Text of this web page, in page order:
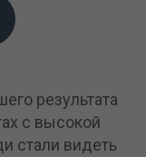
врач Сушрута
результата
с высокой
стали видеть